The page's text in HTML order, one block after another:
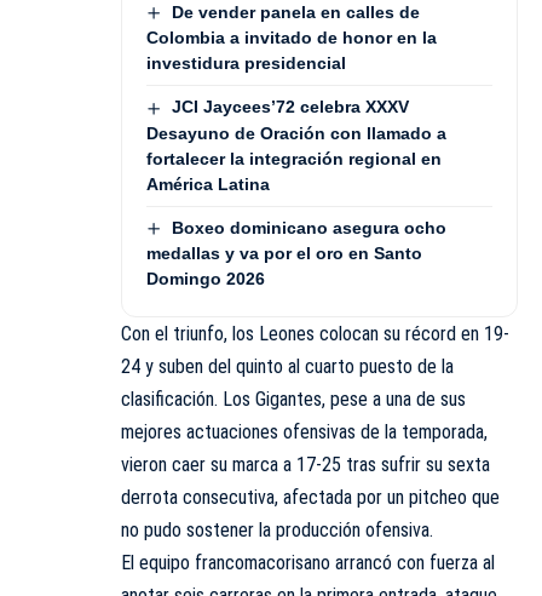
De vender panela en calles de
Colombia a invitado de honor en la
investidura presidencial
JCI Jaycees’72 celebra XXXV
Desayuno de Oración con llamado a
fortalecer la integración regional en
América Latina
Boxeo dominicano asegura ocho
medallas y va por el oro en Santo
Domingo 2026
Con el triunfo, los Leones colocan su récord en 19-
24 y suben del quinto al cuarto puesto de la
clasificación. Los Gigantes, pese a una de sus
mejores actuaciones ofensivas de la temporada,
vieron caer su marca a 17-25 tras sufrir su sexta
derrota consecutiva, afectada por un pitcheo que
no pudo sostener la producción ofensiva.
El equipo francomacorisano arrancó con fuerza al